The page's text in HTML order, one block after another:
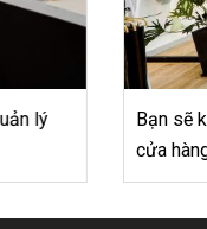
công nếu thiếu 6 vật